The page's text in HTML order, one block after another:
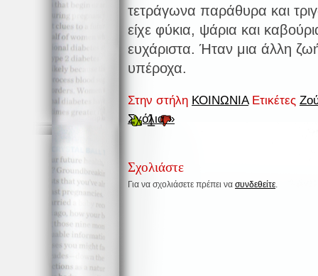
τετράγωνα παράθυρα και
είχε φύκια, ψάρια και
ευχάριστα. Ήταν μια άλλη
υπέροχα.
Στην στήλη ΚΟΙΝΩΝΙΑΕτικέτες
Σχόλια »
1
Σχολιάστε
Για να σχολιάσετε πρέπει να συνδεθείτε.